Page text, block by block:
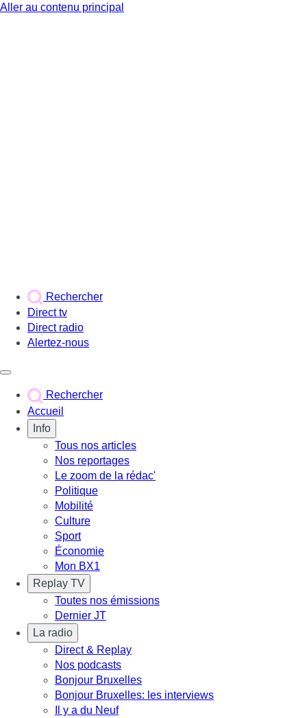
Aller au contenu principal
Rechercher
Direct tv
Direct radio
Alertez-nous
Rechercher
Accueil
Info
Tous nos articles
Nos reportages
Le zoom de la rédac'
Politique
Mobilité
Culture
Sport
Économie
Mon BX1
Replay TV
Toutes nos émissions
Dernier JT
La radio
Direct & Replay
Nos podcasts
Bonjour Bruxelles
Bonjour Bruxelles: les interviews
Il y a du Neuf